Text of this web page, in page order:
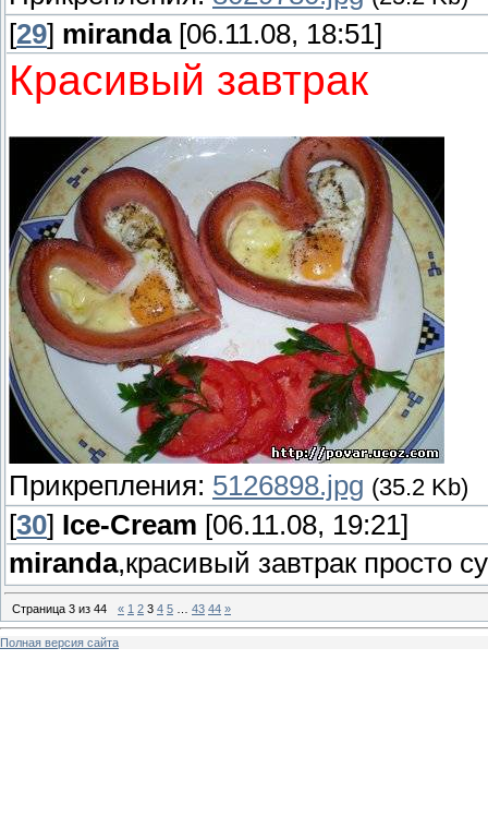
[29] miranda[06.11.08, 18:51]
Красивый завтрак
Прикрепления: 5126898.jpg (35.2 Kb)
[30] Ice-Cream [06.11.08, 19:21]
miranda,красивый завтрак просто
Страница 3 из 44 « 1 2 3 4 5 43 44 »
Полная версия сайта